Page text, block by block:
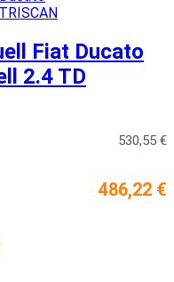
Fiat Ducato
2.4 TD
530,55 €
486,22 €